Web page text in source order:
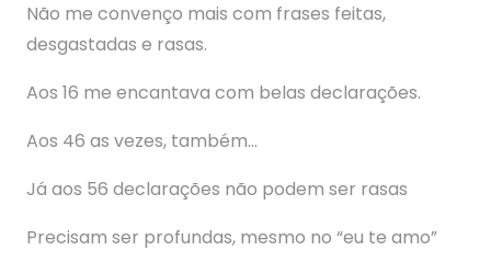
Não me convenço mais com frases feitas,
desgastadas e rasas.
Aos 16 me encantava com belas declarações.
Aos 46 as vezes, também…
Já aos 56 declarações não podem ser rasas
Precisam ser profundas, mesmo no “eu te amo”